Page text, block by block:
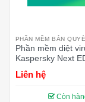
PHẦN MỀM BẢN
Phần mềm diệt
Kaspersky Next
Optimum (1 thiết
tháng)
Liên hệ
Còn